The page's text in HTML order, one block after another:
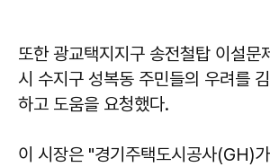
또한 광교택지지구 송전철탑 이설문
시 수지구 성복동 주민들의 우려를
하고 도움을 요청했다.
이 시장은 "경기주택도시공사(GH)